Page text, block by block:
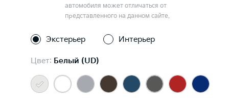
автомобиля может отличаться от
представленного на данном сайте.
Экстерьер Интерьер
Цвет: Белый (UD)